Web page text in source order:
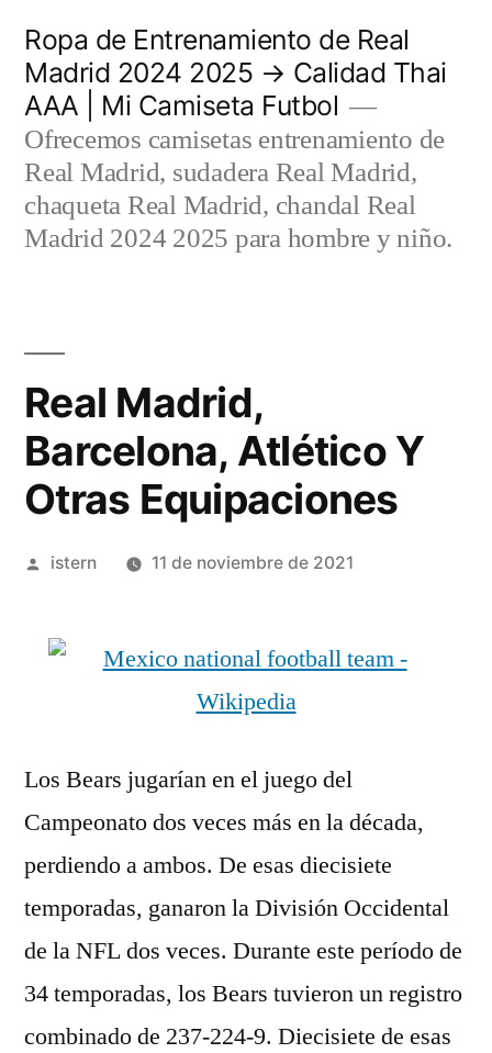
contenido
Ropa de Entrenamiento de Real
Madrid 2024 2025 → Calidad Thai
AAA | Mi Camiseta Futbol
Ofrecemos camisetas entrenamiento de
Real Madrid, sudadera Real Madrid,
chaqueta Real Madrid, chandal Real
Madrid 2024 2025 para hombre y niño.
Real Madrid,
Barcelona, Atlético Y
Otras Equipaciones
Publicado
istern 11 de noviembre de 2021
Los Bears jugarían en el juego del
Campeonato dos veces más en la década,
perdiendo a ambos. De esas diecisiete
temporadas, ganaron la División Occidental
de la NFL dos veces. Durante este período de
34 temporadas, los Bears tuvieron un registro
combinado de 237-224-9. Diecisiete de esas